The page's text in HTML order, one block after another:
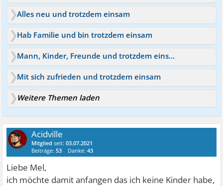
Alles neu und trotzdem einsam
Hab Familie und bin trotzdem einsam
Mann, Kinder, Freunde und trotzdem einsam
Mit sich zufrieden und trotzdem einsam
Weitere Themen laden
Acidville
Mitglied seit:03.07.2021
Beiträge:53 Danke:43
Liebe Mel,
ich möchte damit anfangen das ich keine Kinder habe,